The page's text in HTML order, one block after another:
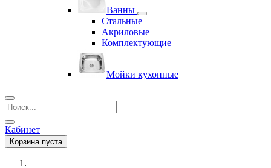
Ванны
Стальные
Акриловые
Комплектующие
Мойки кухонные
Кабинет
Корзина пуста